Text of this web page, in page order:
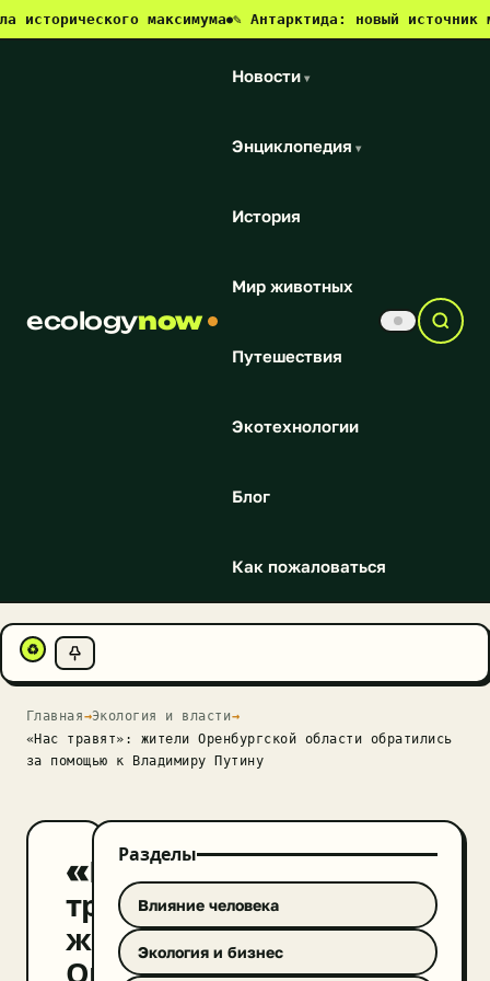
максимума●✎ Антарктида: новый источник метана
ecologynow
Новости ▾
Энциклопедия ▾
История
Мир животных
Путешествия
Экотехнологии
Блог
Как пожаловаться
♻
Главная→Экология и власти→
«Нас травят»: жители Оренбургской области обратились
за помощью к Владимиру Путину
«Нас
травят»:
жители
Оренбургской
Разделы
Влияние человека
Экология и бизнес